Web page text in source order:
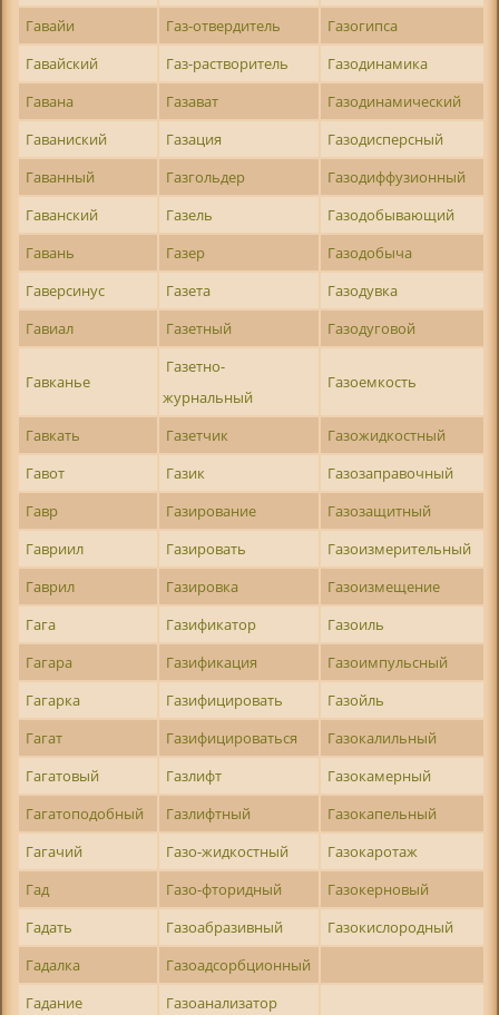
Гавайи
Газ-отвердитель
Газогипса
Гавайский
Газ-растворитель
Газодинамика
Гавана
Газават
Газодинамический
Гаваниский
Газация
Газодисперсный
Гаванный
Газгольдер
Газодиффузионный
Гаванский
Газель
Газодобывающий
Гавань
Газер
Газодобыча
Гаверсинус
Газета
Газодувка
Гавиал
Газетный Газодуговой
Гавканье
Газетно-
журнальный
Газоемкость
Гавкать Газетчик
Газожидкостный
Гавот
Газик
Газозаправочный
Гавр
Газирование
Газозащитный
Гавриил
Газировать
Газоизмерительный
Гаврил
Газировка
Газоизмещение
Гага
Газификатор
Газоиль
Гагара
Газификация
Газоимпульсный
Гагарка
Газифицировать
Газойль
Гагат
Газифицироваться
Газокалильный
Гагатовый
Газлифт
Газокамерный
Гагатоподобный
Газлифтный
Газокапельный
Гагачий
Газо-жидкостный
Газокаротаж
Гад
Газо-фторидный
Газокерновый
Гадать
Газоабразивный
Газокислородный
Гадалка
Газоадсорбционный
Гадание
Газоанализатор